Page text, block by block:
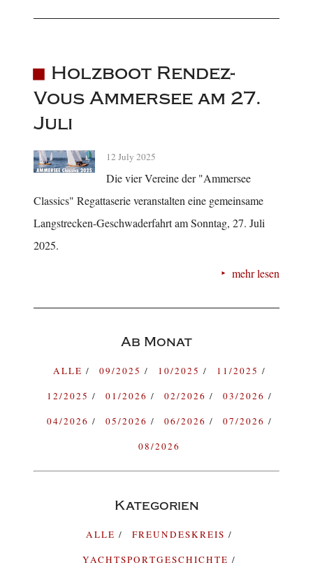
Holzboot Rendez-
Vous Ammersee am 27.
Juli
12 July 2025
Die vier Vereine der "Ammersee
Classics" Regattaserie veranstalten eine gemeinsame
Langstrecken-Geschwaderfahrt am Sonntag, 27. Juli
2025.
mehr lesen
Ab Monat
ALLE 09/2025 10/2025
11/2025
12/2025
01/2026 02/2026
03/2026
04/2026
05/2026 06/2026
07/2026
08/2026
Kategorien
ALLE
FREUNDESKREIS
YACHTSPORTGESCHICHTE